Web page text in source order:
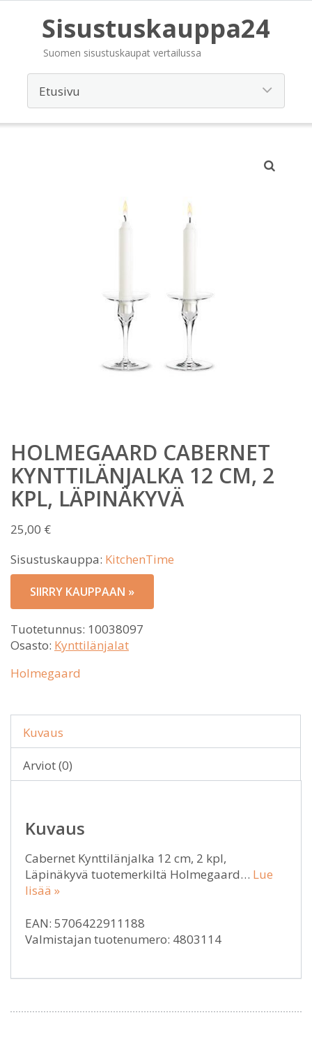
Sisustuskauppa24
Suomen sisustuskaupat vertailussa
HOLMEGAARD CABERNET
KYNTTILÄNJALKA 12 CM, 2
KPL, LÄPINÄKYVÄ
25,00 €
Sisustuskauppa: KitchenTime
SIIRRY KAUPPAAN »
Tuotetunnus: 10038097
Osasto: Kynttilänjalat
Holmegaard
Kuvaus
Arviot (0)
Kuvaus
Cabernet Kynttilänjalka 12 cm, 2 kpl,
Läpinäkyvä tuotemerkiltä Holmegaard… Lue
lisää »
EAN: 5706422911188
Valmistajan tuotenumero: 4803114